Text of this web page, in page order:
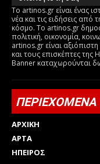
Το artinos.gr είναι ένας
νέα και τις ειδήσεις από
κόσμο. Το artinos.gr
πολιτική, οικονομία,
artinos.gr είναι
και τους επισκέπτες της
Banner καταχωρούνται
ΠΕΡΙΕΧΟΜΕΝΑ
ΑΡΧΙΚΗ
ΑΡΤΑ
ΗΠΕΙΡΟΣ